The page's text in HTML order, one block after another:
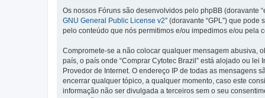
Os nossos Fóruns são desenvolvidos pelo phpBB (doravante
GNU General Public License v2” (doravante “GPL”) que pode
pelo conteúdo que nós permitimos e/ou impedimos e/ou pela
Compromete-se a não colocar qualquer mensagem abusiva,
país, o país onde “Comprar Cytotec Brazil” está alojado ou
Provedor de Internet. O endereço IP de todas as mensagens
encerrar qualquer tópico, a qualquer momento, caso este
informação não ser divulgada a terceiros sem o seu